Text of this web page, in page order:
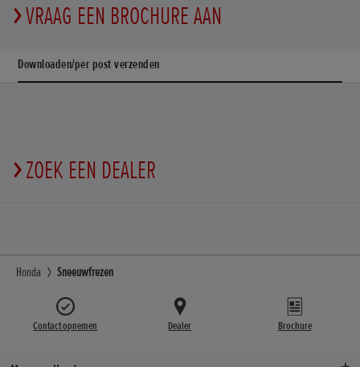
VRAAG EEN BROCHURE AAN
Downloaden/per post verzenden
ZOEK EEN DEALER
Honda Sneeuwfrezen
Contact opnemen Dealer Brochure